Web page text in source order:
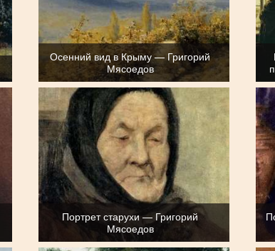
Осенний вид в Крыму — Григорий
Мясоедов
Портрет старухи — Григорий
Мясоедов